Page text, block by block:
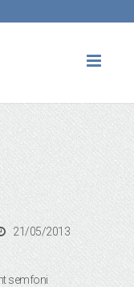
21/05/2013
semfoni